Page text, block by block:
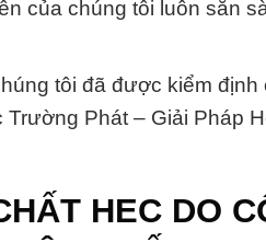
của chúng tôi luôn sẵn
tôi đã được kiểm
Phát – Giải Pháp
HEC DO